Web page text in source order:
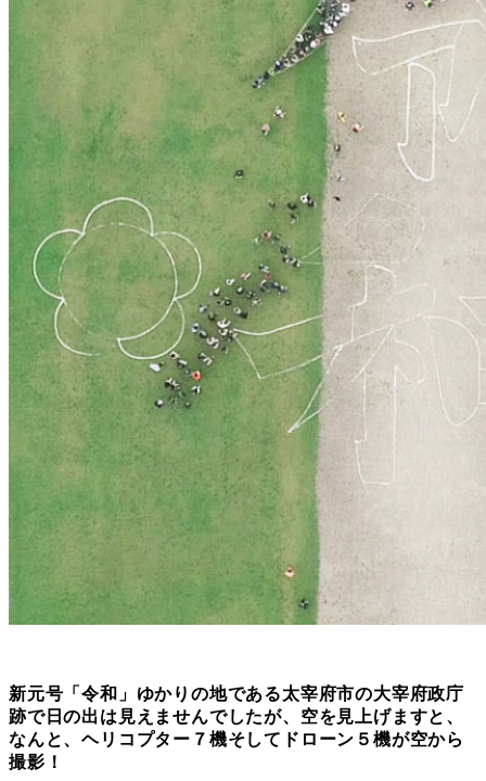
新元号「令和」ゆかりの地である太宰府市の大宰府政庁
跡で日の出は見えませんでしたが、空を見上げますと、
なんと、ヘリコプター７機そしてドローン５機が空から
撮影！